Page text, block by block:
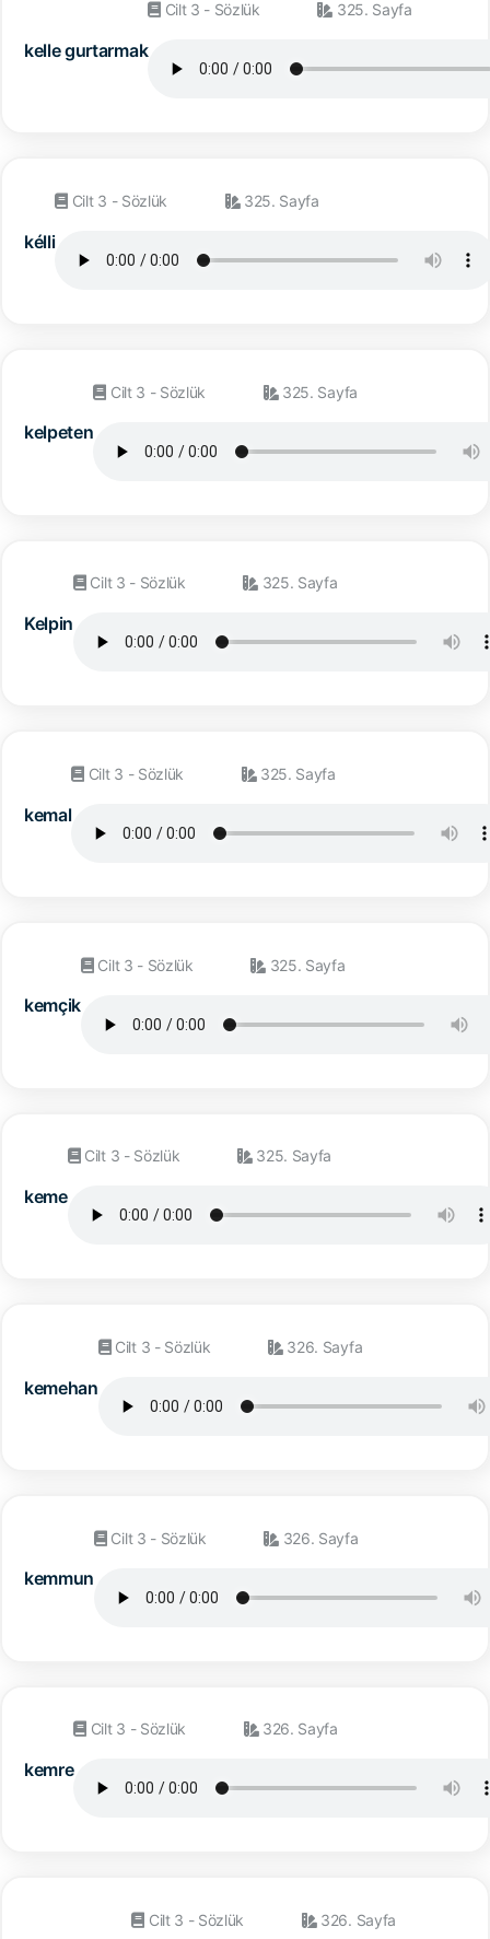
kelle gurtarmak
Cilt 3 - Sözlük 325. Sayfa
kélli
Cilt 3 - Sözlük 325. Sayfa
kelpeten
Cilt 3 - Sözlük 325. Sayfa
Kelpin
Cilt 3 - Sözlük 325. Sayfa
kemal
Cilt 3 - Sözlük 325. Sayfa
kemçik
Cilt 3 - Sözlük 325. Sayfa
keme
Cilt 3 - Sözlük 325. Sayfa
kemehan
Cilt 3 - Sözlük 326. Sayfa
kemmun
Cilt 3 - Sözlük 326. Sayfa
kemre
Cilt 3 - Sözlük 326. Sayfa
Cilt 3 - Sözlük 326. Sayfa